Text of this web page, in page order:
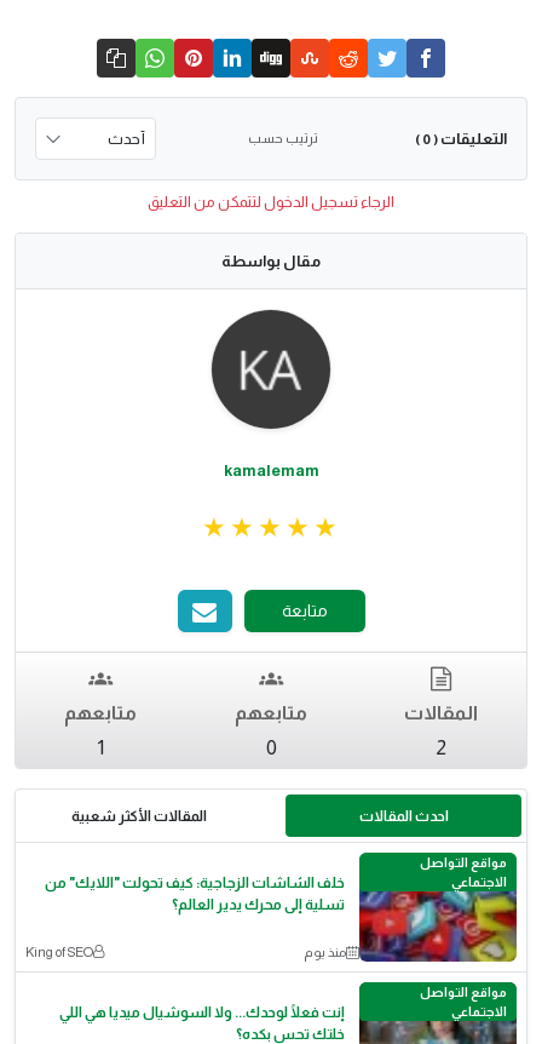
التعليقات ( 0 ) ترتيب حسب
الرجاء تسجيل الدخول لتتمكن من التعليق
مقال بواسطة
kamalemam
متابعة
المقالات
2
متابعهم
0
متابعهم
1
احدث المقالات المقالات الأكثر شعبية
مواقع التواصل
الاجتماعي
خلف الشاشات الزجاجية: كيف تحولت "اللايك" من
تسلية إلى محرك يدير العالم؟
منذ يوم King of SEO
مواقع التواصل
الاجتماعي
إنت فعلًا لوحدك... ولا السوشيال ميديا هي اللي
خلتك تحس بكده؟